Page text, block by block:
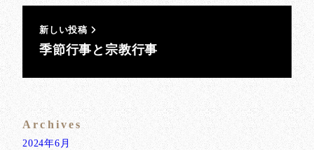
新しい投稿
季節行事と宗教行事
Archives
2024年6月